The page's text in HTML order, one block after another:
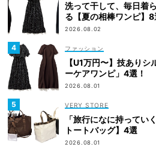
洗って干して、毎日着
る【夏の相棒ワンピ】8
2026.08.02
ファッション
【U1万円〜】技あり
ーケアワンピ」4選！
2026.08.01
VERY STORE
「旅行になに持ってい
トートバッグ】4選
2026.08.01